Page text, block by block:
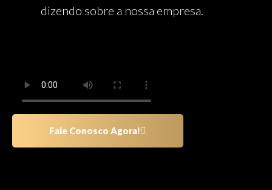
dizendo sobre a nossa empresa.
Fale Conosco Agora!